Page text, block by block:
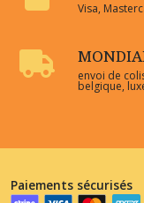
Visa,
envoi de
belgique,
Paiements sécurisés